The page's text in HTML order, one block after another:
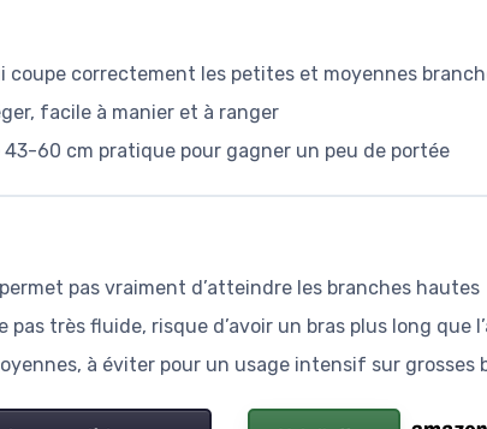
coupe correctement les petites et moyennes
facile à manier et à ranger
60 cm pratique pour gagner un peu de portée
pas vraiment d’atteindre les branches hautes
pas très fluide, risque d’avoir un bras plus long que
à éviter pour un usage intensif sur grosses